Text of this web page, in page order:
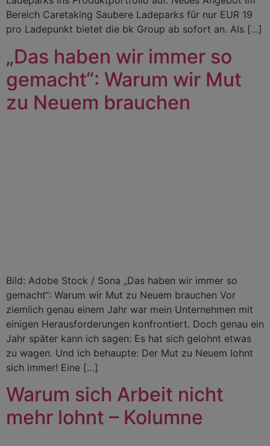
Bereich Caretaking Saubere Ladeparks für nur EUR 19
pro Ladepunkt bietet die bk Group ab sofort an. Als […]
„Das haben wir immer so
gemacht“: Warum wir Mut
zu Neuem brauchen
Bild: Adobe Stock / Sona „Das haben wir immer so
gemacht“: Warum wir Mut zu Neuem brauchen Vor
ziemlich genau einem Jahr war mein Unternehmen mit
einigen Herausforderungen konfrontiert. Doch genau ein
Jahr später kann ich sagen: Es hat sich gelohnt etwas
zu wagen. Und ich behaupte: Der Mut zu Neuem lohnt
sich immer! Eine […]
Warum sich Arbeit nicht
mehr lohnt – Kolumne